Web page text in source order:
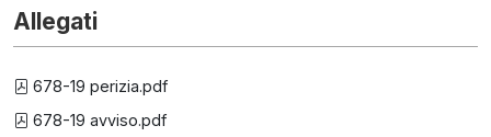
Allegati
678-19 perizia.pdf
678-19 avviso.pdf